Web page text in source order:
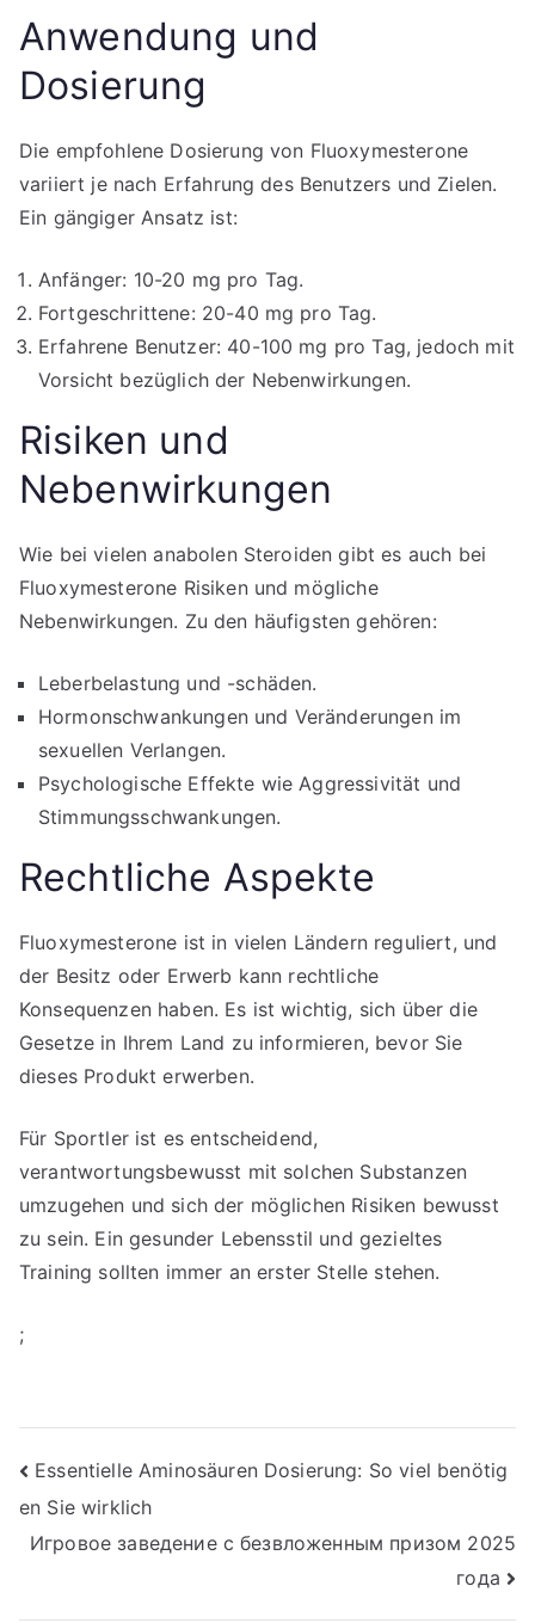
Anwendung und
Dosierung
Die empfohlene Dosierung von Fluoxymesterone
variiert je nach Erfahrung des Benutzers und Zielen.
Ein gängiger Ansatz ist:
Anfänger: 10-20 mg pro Tag.
Fortgeschrittene: 20-40 mg pro Tag.
Erfahrene Benutzer: 40-100 mg pro Tag, jedoch mit
Vorsicht bezüglich der Nebenwirkungen.
Risiken und
Nebenwirkungen
Wie bei vielen anabolen Steroiden gibt es auch bei
Fluoxymesterone Risiken und mögliche
Nebenwirkungen. Zu den häufigsten gehören:
Leberbelastung und -schäden.
Hormonschwankungen und Veränderungen im
sexuellen Verlangen.
Psychologische Effekte wie Aggressivität und
Stimmungsschwankungen.
Rechtliche Aspekte
Fluoxymesterone ist in vielen Ländern reguliert, und
der Besitz oder Erwerb kann rechtliche
Konsequenzen haben. Es ist wichtig, sich über die
Gesetze in Ihrem Land zu informieren, bevor Sie
dieses Produkt erwerben.
Für Sportler ist es entscheidend,
verantwortungsbewusst mit solchen Substanzen
umzugehen und sich der möglichen Risiken bewusst
zu sein. Ein gesunder Lebensstil und gezieltes
Training sollten immer an erster Stelle stehen.
;
Post
navigation
Essentielle Aminosäuren Dosierung: So viel benötig
en Sie wirklich
Игровое заведение с безвложенным призом 2025
года